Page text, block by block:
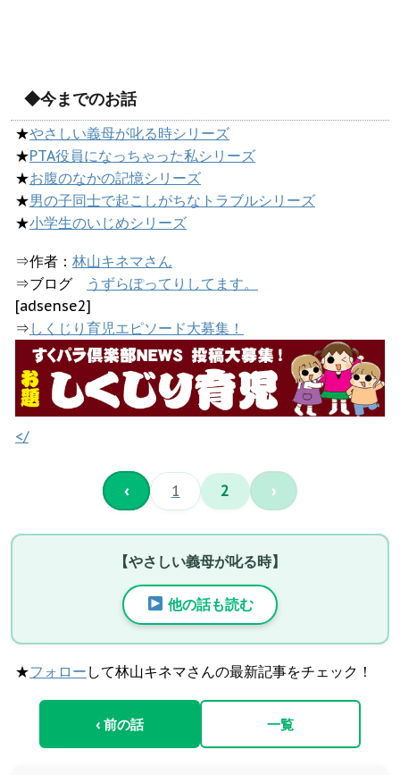
◆今までのお話
★やさしい義母が叱る時シリーズ
★PTA役員になっちゃった私シリーズ
★お腹のなかの記憶シリーズ
★男の子同士で起こしがちなトラブルシリーズ
★小学生のいじめシリーズ
⇒作者： 林山キネマさん
⇒ブログ
うずらぽってりしてます。
[adsense2]
⇒ しくじり育児エピソード大募集！
</
‹ 1 2 ›
【やさしい義母が叱る時】
他の話も読む
★フォロー して林山キネマさんの最新記事をチェック！
‹ 前の話 一覧